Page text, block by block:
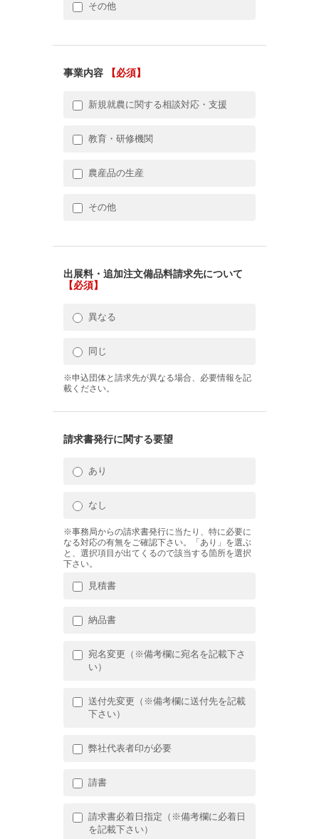
その他
事業内容 【必須】
新規就農に関する相談対応・支援
教育・研修機関
農産品の生産
その他
出展料・追加注文備品料請求先について
【必須】
異なる
同じ
※申込団体と請求先が異なる場合、必要情報を記
載ください。
請求書発行に関する要望
あり
なし
※事務局からの請求書発行に当たり、特に必要に
なる対応の有無をご確認下さい。「あり」を選ぶ
と、選択項目が出てくるので該当する箇所を選択
下さい。
見積書
納品書
宛名変更（※備考欄に宛名を記載下さ
い）
送付先変更（※備考欄に送付先を記載
下さい）
弊社代表者印が必要
請書
請求書必着日指定（※備考欄に必着日
を記載下さい）